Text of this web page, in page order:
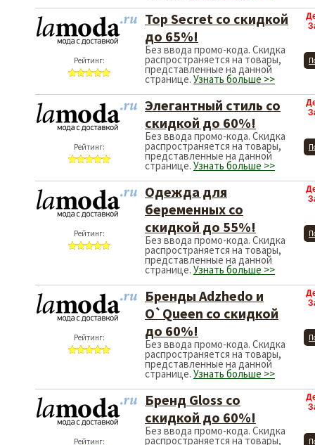
Рейтинг:
Top Secret со скидкой
до 65%!
Без ввода промо-кода. Скидка
распространяется на товары,
представленные на данной
странице. Узнать больше >>
Рейтинг:
Элегантный стиль со
скидкой до 60%!
Без ввода промо-кода. Скидка
распространяется на товары,
представленные на данной
странице. Узнать больше >>
Рейтинг:
Одежда для
беременных со
скидкой до 55%!
Без ввода промо-кода. Скидка
распространяется на товары,
представленные на данной
странице. Узнать больше >>
Рейтинг:
Бренды Adzhedo и
O`Queen со скидкой
до 60%!
Без ввода промо-кода. Скидка
распространяется на товары,
представленные на данной
странице. Узнать больше >>
Рейтинг:
Бренд Gloss со
скидкой до 60%!
Без ввода промо-кода. Скидка
распространяется на товары,